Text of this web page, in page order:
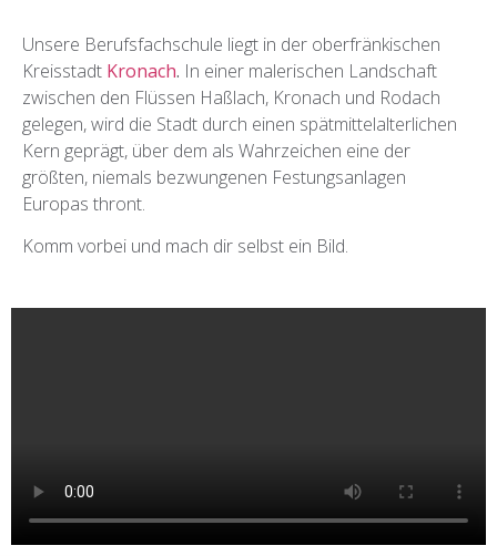
Unsere Berufsfachschule liegt in der oberfränkischen
Kreisstadt Kronach. In einer malerischen Landschaft
zwischen den Flüssen Haßlach, Kronach und Rodach
gelegen, wird die Stadt durch einen spätmittelalterlichen
Kern geprägt, über dem als Wahrzeichen eine der
größten, niemals bezwungenen Festungsanlagen
Europas thront.
Komm vorbei und mach dir selbst ein Bild.